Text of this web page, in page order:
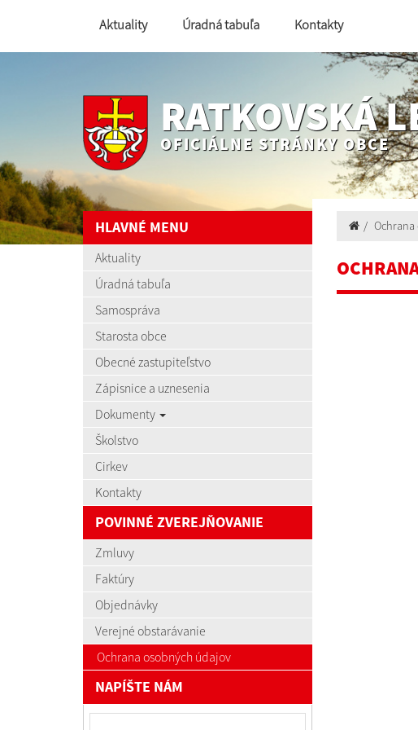
Aktuality Úradná tabuľa Kontakty
RATKOVSKÁ
OFICIÁLNE STRÁNKY OBCE
HLAVNÉ MENU
Aktuality
Úradná tabuľa
Samospráva
Starosta obce
Obecné zastupiteľstvo
Zápisnice a uznesenia
Dokumenty
Školstvo
Cirkev
Kontakty
POVINNÉ ZVEREJŇOVANIE
Zmluvy
Faktúry
Objednávky
Verejné obstarávanie
Ochrana osobných údajov
NAPÍŠTE NÁM